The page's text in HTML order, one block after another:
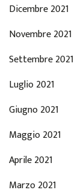
Dicembre 2021
Novembre 2021
Settembre 2021
Luglio 2021
Giugno 2021
Maggio 2021
Aprile 2021
Marzo 2021